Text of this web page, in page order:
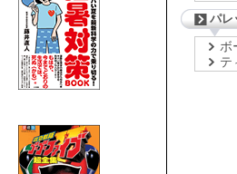
パレ
ボ
テ